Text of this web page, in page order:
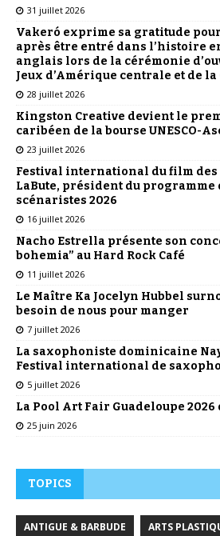
31 juillet 2026
Vakeró exprime sa gratitude
après être entré dans l’histoire
anglais lors de la cérémonie
Jeux d’Amérique centrale et de la
28 juillet 2026
Kingston Creative devient le
caribéen de la bourse UNESCO-
23 juillet 2026
Festival international du film des
LaBute, président du programme
scénaristes 2026
16 juillet 2026
Nacho Estrella présente son
bohemia” au Hard Rock Café
11 juillet 2026
Le Maître Ka Jocelyn Hubbel
besoin de nous pour manger
7 juillet 2026
La saxophoniste dominicaine
Festival international de
5 juillet 2026
La Pool Art Fair Guadeloupe 2026
25 juin 2026
TOPICS
ANTIGUE & BARBUDE ARTS